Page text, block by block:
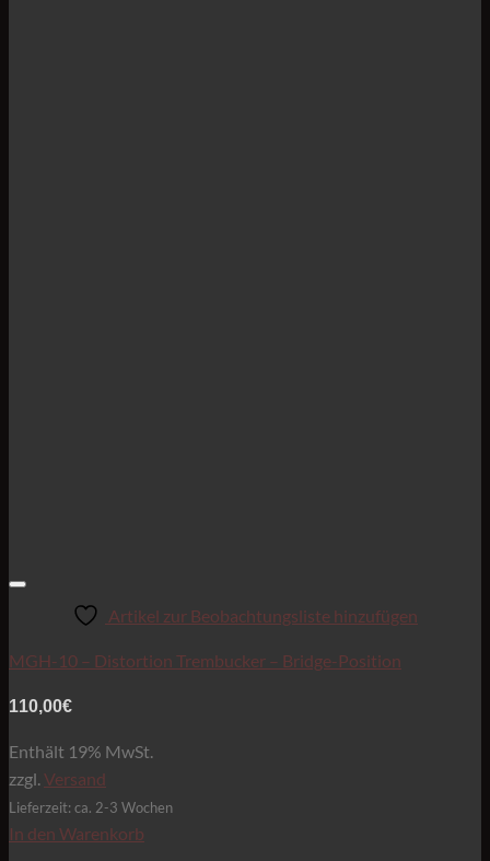
Artikel zur Beobachtungsliste hinzufügen
MGH-10 – Distortion Trembucker – Bridge-Position
110,00€
Enthält 19% MwSt.
zzgl.Versand
Lieferzeit: ca. 2-3 Wochen
In den Warenkorb